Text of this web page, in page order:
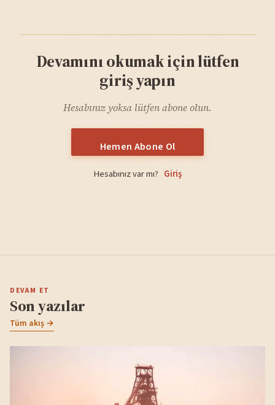
Devamını okumak için lütfen
giriş yapın
Hesabınız yoksa lütfen abone olun.
Hemen Abone Ol
Hesabınız var mı? Giriş
DEVAM ET
Son yazılar
Tüm akış →